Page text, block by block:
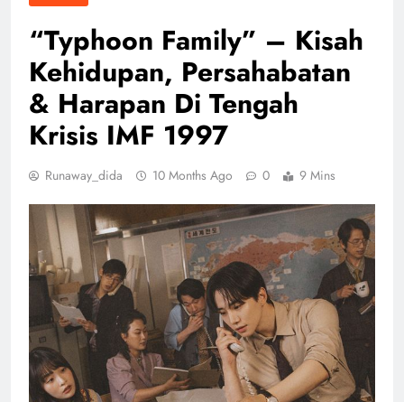
“Typhoon Family” – Kisah
Kehidupan, Persahabatan
& Harapan Di Tengah
Krisis IMF 1997
Runaway_dida 10 Months Ago 0 9 Mins